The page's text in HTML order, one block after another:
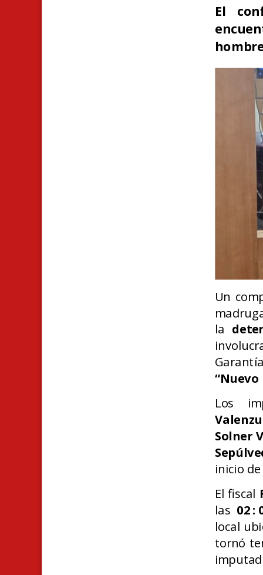
El
Un
la
“Nuevo
Los
Solner
inicio
El fiscal
las 02:
local
tornó